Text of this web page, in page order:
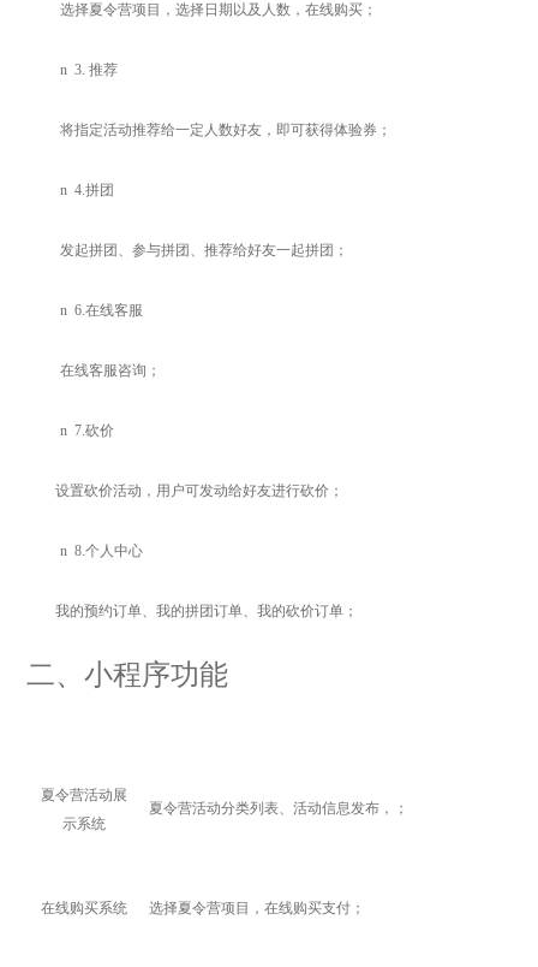
选择夏令营项目，选择日期以及人数，在线购买；
n 3.推荐
将指定活动推荐给一定人数好友，即可获得体验券；
n 4.拼团
发起拼团、参与拼团、推荐给好友一起拼团；
n 6.在线客服
在线客服咨询；
n 7.砍价
设置砍价活动，用户可发动给好友进行砍价；
n 8.个人中心
我的预约订单、我的拼团订单、我的砍价订单；
二、小程序功能
夏令营活动展
示系统
夏令营活动分类列表、活动信息发布， ；
在线购买系统 选择夏令营项目，在线购买支付；